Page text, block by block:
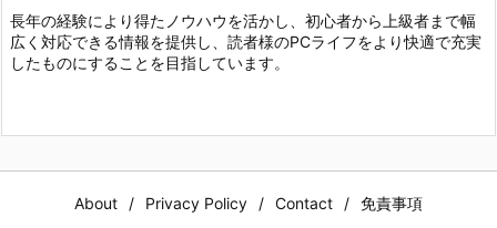
長年の経験により得たノウハウを活かし、初心者から上級者まで幅
広く対応できる情報を提供し、読者様のPCライフをより快適で充実
したものにすることを目指しています。
About Privacy Policy Contact 免責事項